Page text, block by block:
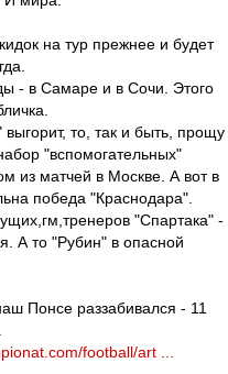
на тур прежнее и будет
- в Самаре и в Сочи. Этого
то, так и быть, прощу
"вспомогательных"
из матчей в Москве. А вот в
победа "Краснодара".
"Спартака" -
А то "Рубин" в опасной
Понсе раззабивался - 11
football/art ...